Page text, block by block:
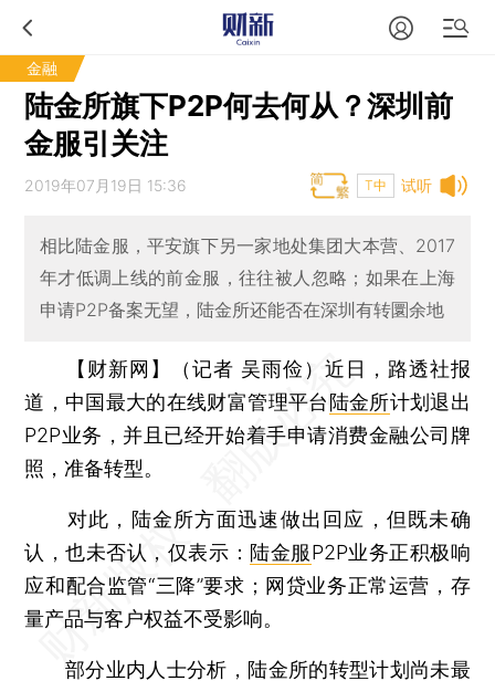
金融
陆金所旗下P2P何去何从？深圳前
金服引关注
试听
2019年07月19日 15:36 T中
相比陆金服，平安旗下另一家地处集团大本营、2017
年才低调上线的前金服，往往被人忽略；如果在上海
申请P2P备案无望，陆金所还能否在深圳有转圜余地
【财新网】（记者 吴雨俭） 近日，路透社报
道，中国最大的在线财富管理平台陆金所计划退出
P2P业务，并且已经开始着手申请消费金融公司牌
照，准备转型。
对此，陆金所方面迅速做出回应，但既未确
认，也未否认，仅表示： 陆金服P2P业务正积极响
应和配合监管“三降”要求；网贷业务正常运营，存
量产品与客户权益不受影响。
部分业内人士分析，陆金所的转型计划尚未最